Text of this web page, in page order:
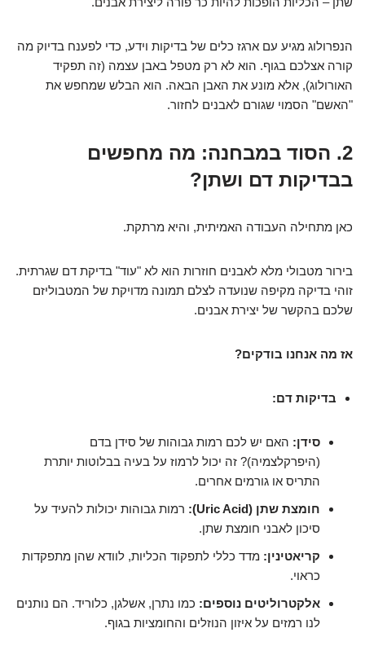
הנפרולוג מגיע עם ארגז כלים של בדיקות וידע, כדי לפענח בדיוק מה
קורה אצלכם בגוף. הוא לא רק מטפל באבן עצמה (זה תפקיד
האורולוג), אלא מונע את האבן הבאה. הוא הבלש שמחפש את
"האשם" הסמוי שגורם לאבנים לחזור.
2. הסוד במבחנה: מה מחפשים
בבדיקות דם ושתן?
כאן מתחילה העבודה האמיתית, והיא מרתקת.
בירור מטבולי מלא לאבנים חוזרות הוא לא "עוד" בדיקת דם שגרתית.
זוהי בדיקה מקיפה שנועדה לצלם תמונה מדויקת של המטבוליזם
שלכם בהקשר של יצירת אבנים.
אז מה אנחנו בודקים?
בדיקות דם:
סידן: האם יש לכם רמות גבוהות של סידן בדם
(היפרקלצמיה)? זה יכול לרמוז על בעיה בבלוטות יותרת
התריס או גורמים אחרים.
חומצת שתן (Uric Acid):
רמות גבוהות יכולות להעיד על
סיכון לאבני חומצת שתן.
קריאטינין: מדד כללי לתפקוד הכליות, לוודא שהן מתפקדות
כראוי.
אלקטרוליטים נוספים: כמו נתרן, אשלגן, כלוריד. הם נותנים
לנו רמזים על איזון הנוזלים והחומציות בגוף.